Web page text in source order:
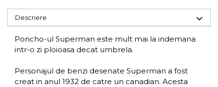
Descriere
Poncho-ul Superman este mult mai la indemana
intr-o zi ploioasa decat umbrela.
Personajul de benzi desenate Superman a fost
creat in anul 1932 de catre un canadian. Acesta